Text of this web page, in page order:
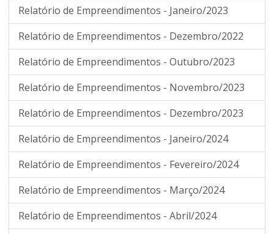
Relatório de Empreendimentos - Janeiro/2023
Relatório de Empreendimentos - Dezembro/2022
Relatório de Empreendimentos - Outubro/2023
Relatório de Empreendimentos - Novembro/2023
Relatório de Empreendimentos - Dezembro/2023
Relatório de Empreendimentos - Janeiro/2024
Relatório de Empreendimentos - Fevereiro/2024
Relatório de Empreendimentos - Março/2024
Relatório de Empreendimentos - Abril/2024